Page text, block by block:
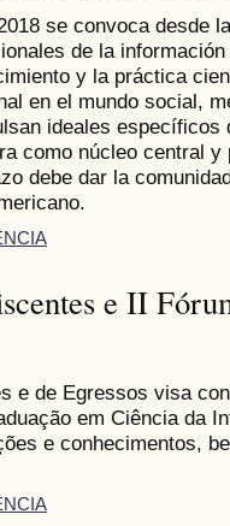
se convoca desde
de la
y la práctica
en el mundo social,
ideales específicos
como núcleo central
debe dar la
e II
e de Egressos visa
em Ciência da
e conhecimentos,